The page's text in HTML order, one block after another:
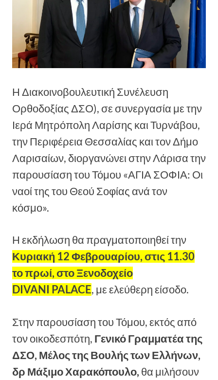
Η Διακοινοβουλευτική Συνέλευση
Ορθοδοξίας ΔΣΟ), σε συνεργασία με την
Ιερά Μητρόπολη Λαρίσης και Τυρνάβου,
την Περιφέρεια Θεσσαλίας και τον Δήμο
Λαρισαίων, διοργανώνει στην Λάρισα την
παρουσίαση του Τόμου «ΑΓΙΑ ΣΟΦΙΑ: Οι
ναοί της του Θεού Σοφίας ανά τον
κόσμο».
Η εκδήλωση θα πραγματοποιηθεί την
Κυριακή 12 Φεβρουαρίου, στις 11.30
το πρωί, στο Ξενοδοχείο
DIVANI PALACE, με ελεύθερη είσοδο.
Στην παρουσίαση του Τόμου, εκτός από
τον οικοδεσπότη, Γενικό Γραμματέα της
ΔΣΟ, Μέλος της Βουλής των Ελλήνων,
δρ Μάξιμο Χαρακόπουλο, θα μιλήσουν